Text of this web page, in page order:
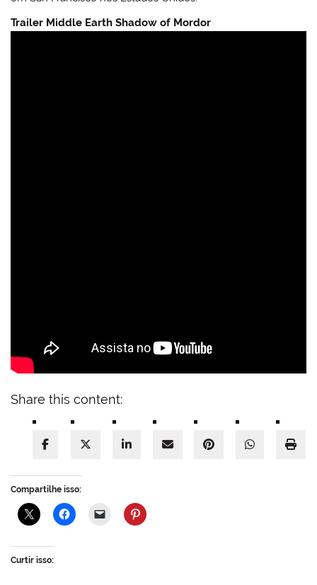
Trailer Middle Earth Shadow of Mordor
Share this content:
Compartilhe isso:
Curtir isso: